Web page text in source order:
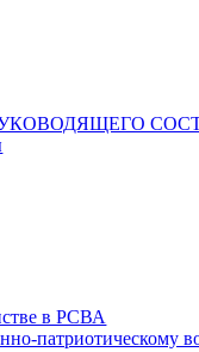
в РСВА
патриотическому